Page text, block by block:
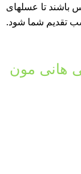
باشند تا عسلهای
تقدیم شما شود.
هانی مون